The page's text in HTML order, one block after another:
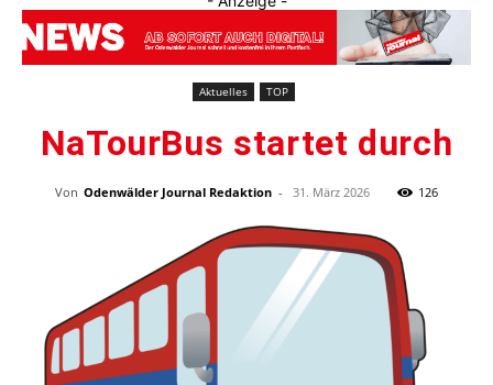
Aktuelles TOP
NaTourBus startet durch
Von Odenwälder Journal Redaktion - 31. März 2026 126